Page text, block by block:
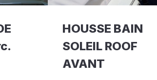
HOUSSE BAIN
SOLEIL ROOF
AVANT